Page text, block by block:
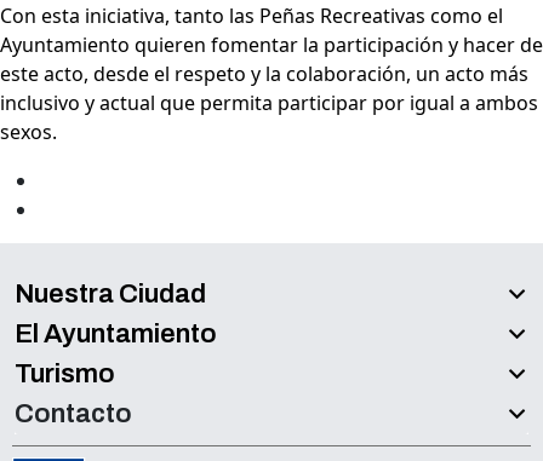
Con esta iniciativa, tanto las Peñas Recreativas como el
Ayuntamiento quieren fomentar la participación y hacer de
este acto, desde el respeto y la colaboración, un acto más
inclusivo y actual que permita participar por igual a ambos
sexos.
Nuestra Ciudad
El Ayuntamiento
Turismo
Contacto